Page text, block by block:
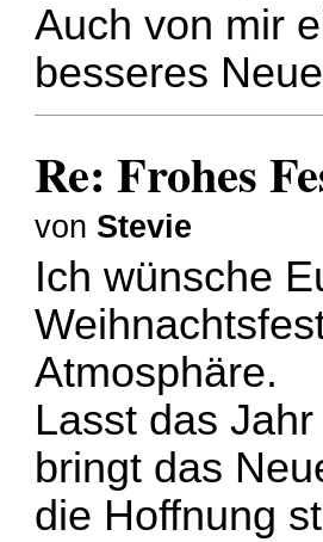
Auch von mir
besseres
Re: Frohes
von Stevie
Ich wünsche
Atmosphäre.
Lasst das
bringt das
die Hoffnung